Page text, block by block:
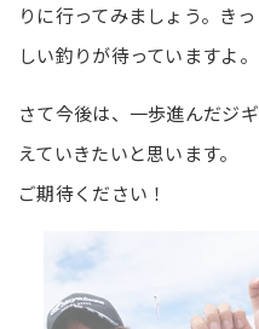
りに行ってみましょう。き
しい釣りが待っていますよ。
さて今後は、一歩進んだジ
えていきたいと思います。
ご期待ください！